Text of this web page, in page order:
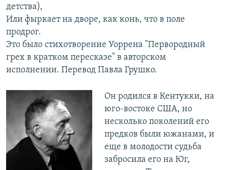
детства),
Или фыркает на дворе, как конь, что в поле
продрог.
Это было стихотворение Уоррена "Первородный
грех в кратком пересказе" в авторском
исполнении. Перевод Павла Грушко.
Он родился в Кентукки, на
юго-востоке США, но
несколько поколений его
предков были южанами, и
еще в молодости судьба
забросила его на Юг,